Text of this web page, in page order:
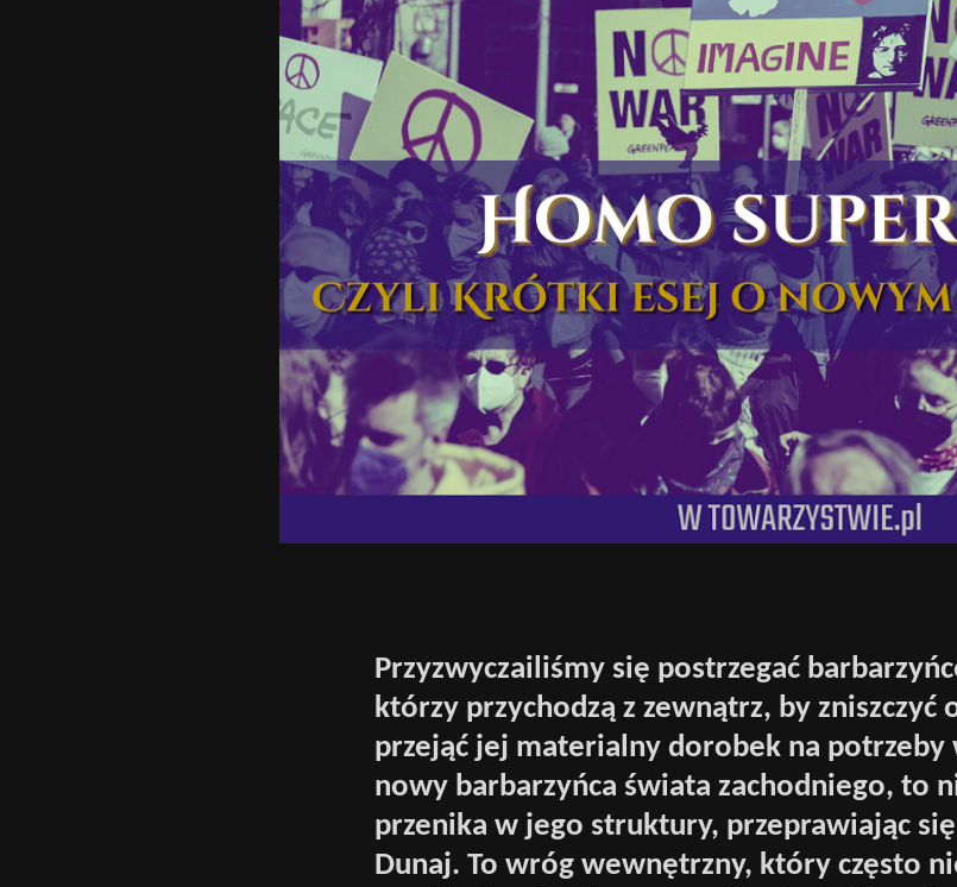
Przyzwyczailiśmy się postrzegać
którzy przychodzą z zewnątrz, by zniszczyć
przejąć jej materialny dorobek na potrzeby
nowy barbarzyńca świata zachodniego, to
przenika w jego struktury, przeprawiając
Dunaj. To wróg wewnętrzny, który często